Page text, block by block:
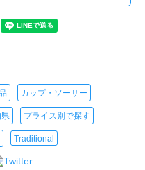
カップ・ソーサー
プライス別で探す
Traditional